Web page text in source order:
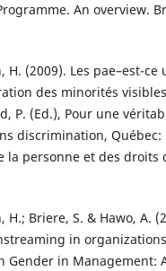
An overview.
H. (2009). Les pae–est-
des minorités
P. (Ed.), Pour une
discrimination, Québec:
la personne et des droits
H.; Briere, S. & Hawo, A.
in
Gender in Management: